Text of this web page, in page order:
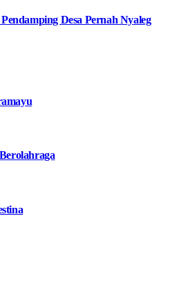
Desa Pernah Nyaleg